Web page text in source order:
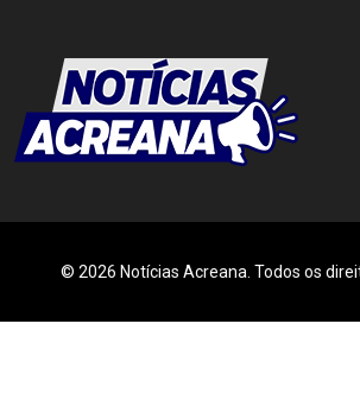
© 2026 Notícias Acreana. Todos os